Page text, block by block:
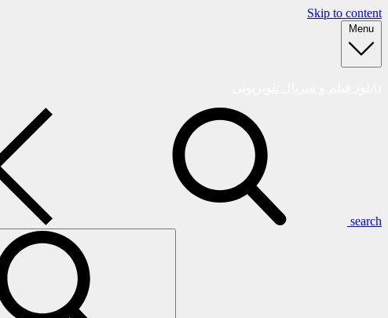
Skip to content
Menu
search